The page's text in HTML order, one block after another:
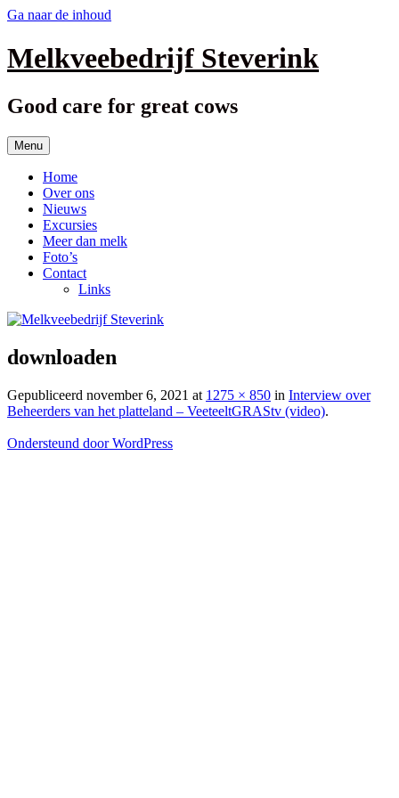
Ga naar de inhoud
Melkveebedrijf Steverink
Good care for great cows
Menu
Home
Over ons
Nieuws
Excursies
Meer dan melk
Foto’s
Contact
Links
downloaden
Gepubliceerd november 6, 2021 at 1275 × 850 in Interview over
Beheerders van het platteland – VeeteeltGRAStv (video).
Ondersteund door WordPress